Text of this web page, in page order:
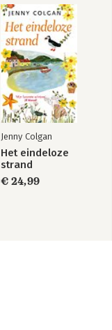
Jenny Colgan
Het eindeloze
strand
€ 24,99